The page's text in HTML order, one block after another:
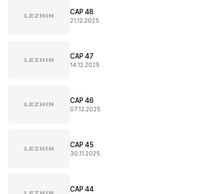
CAP 48
21.12.2025
CAP 47
14.12.2025
CAP 46
07.12.2025
CAP 45
30.11.2025
CAP 44